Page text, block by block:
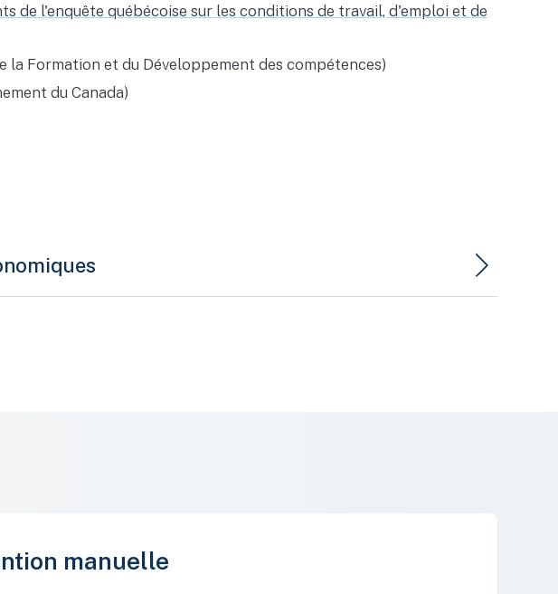
l'enquête québécoise sur les conditions de travail, d'emploi et de
la Formation et du Développement des compétences)
du Canada)
manuelle